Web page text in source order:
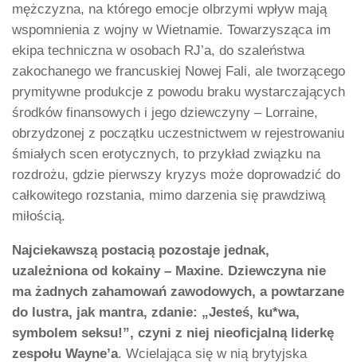
mężczyzna, na którego emocje olbrzymi wpływ mają
wspomnienia z wojny w Wietnamie. Towarzysząca im
ekipa techniczna w osobach RJ’a, do szaleństwa
zakochanego we francuskiej Nowej Fali, ale tworzącego
prymitywne produkcje z powodu braku wystarczających
środków finansowych i jego dziewczyny – Lorraine,
obrzydzonej z początku uczestnictwem w rejestrowaniu
śmiałych scen erotycznych, to przykład związku na
rozdrożu, gdzie pierwszy kryzys może doprowadzić do
całkowitego rozstania, mimo darzenia się prawdziwą
miłością.
Najciekawszą postacią pozostaje jednak,
uzależniona od kokainy – Maxine. Dziewczyna nie
ma żadnych zahamowań zawodowych, a powtarzane
do lustra, jak mantra, zdanie: „Jesteś, ku*wa,
symbolem seksu!”, czyni z niej nieoficjalną liderkę
zespołu Wayne’a. Wcielająca się w nią brytyjska